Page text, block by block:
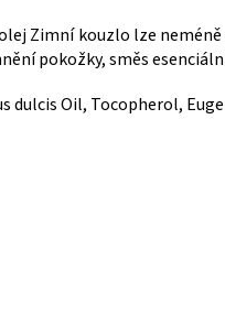
Zimní kouzlo lze
pokožky, směs
dulcis Oil, Tocopherol,